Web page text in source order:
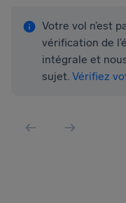
Votre vol n’est
vérification de
intégrale et
sujet. Vérifiez